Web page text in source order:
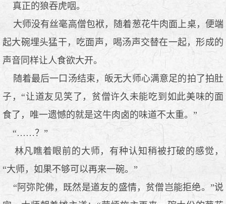
真正的狼吞虎咽。
大师没有丝毫高僧包袱，随着葱花牛肉面上桌，便端
起大碗埋头猛干，吃面声，喝汤声交替在一起，形成的
声音同样让人食欲大开。
随着最后一口汤结束，皈无大师心满意足的拍了拍肚
子，“让道友见笑了，贫僧许久未能吃到如此美味的面
食了，唯一遗憾的就是这牛肉卤的味道不太重。”
“……？”
林凡瞧着眼前的大师，有种认知稍被打破的感觉，
“大师，如果不够可以再来一碗。”
“阿弥陀佛，既然是道友的盛情，贫僧岂能拒绝。”说